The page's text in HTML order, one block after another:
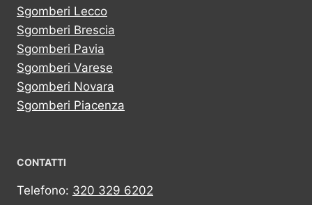
Sgomberi Lecco
Sgomberi Brescia
Sgomberi Pavia
Sgomberi Varese
Sgomberi Novara
Sgomberi Piacenza
CONTATTI
Telefono: 320 329 6202